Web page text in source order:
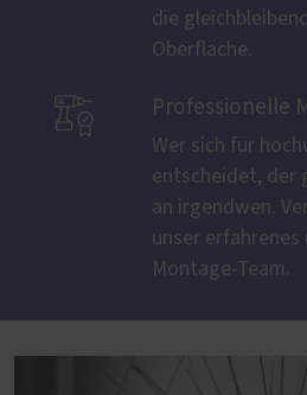
die
Oberfläche.
 Professionelle
Wer sich für
entscheidet, der
an irgendwen.
unser
Montage-Team.